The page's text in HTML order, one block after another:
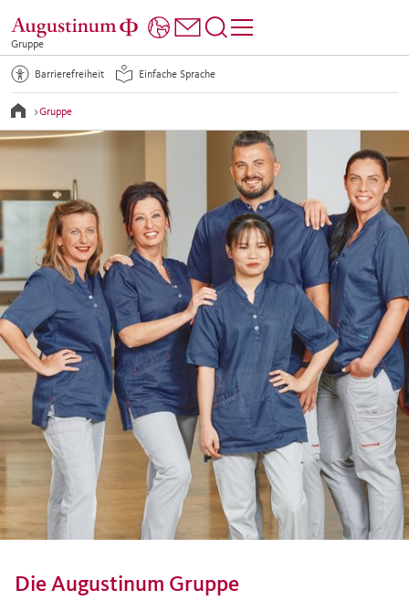
Gruppe
>Gruppe
Barrierefreiheit Einfache Sprache
Die Augustinum Gruppe